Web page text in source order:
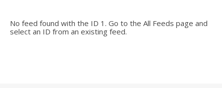
No feed found with the ID 1. Go to the All Feeds page and
select an ID from an existing feed.